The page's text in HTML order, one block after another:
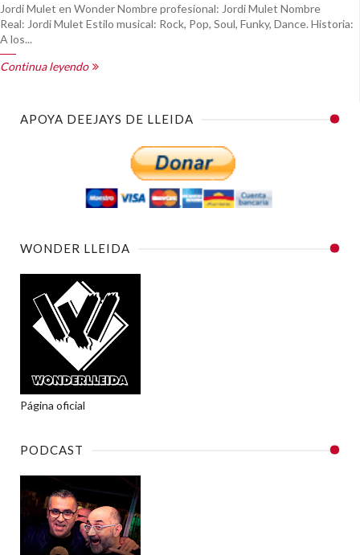
Jordi Mulet en Wonder Nombre profesional: Jordi Mulet Nombre
Real: Jordi Mulet Estilo musical: Rock, Pop, Soul, Funky, Dance. Historia:
A los...
Continua leyendo
APOYA DEEJAYS DE LLEIDA
WONDER LLEIDA
Página oficial
PODCAST